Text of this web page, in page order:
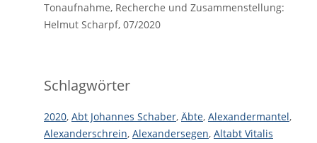
Tonaufnahme, Recherche und Zusammenstellung:
Helmut Scharpf, 07/2020
Schlagwörter
2020, Abt Johannes Schaber, Äbte, Alexandermantel,
Alexanderschrein, Alexandersegen, Altabt Vitalis